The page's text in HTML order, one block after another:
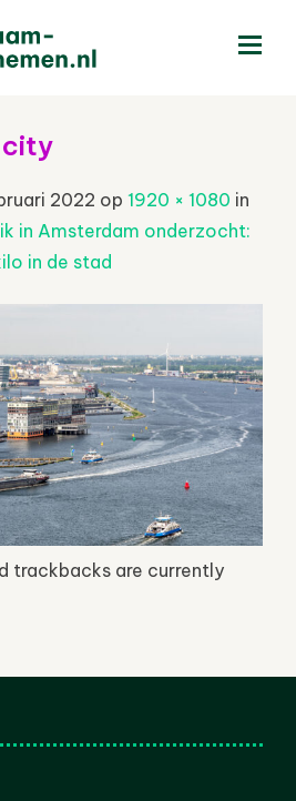
2022 op 1920 × 1080 in
in Amsterdam onderzocht:
in de stad
trackbacks are currently